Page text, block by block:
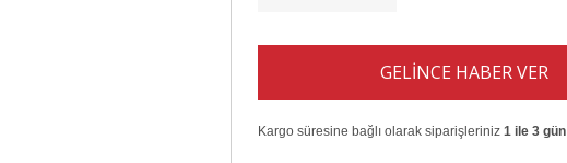
GELİNCE HABER VER
Kargo süresine bağlı olarak siparişleriniz 1 ile 3 gün